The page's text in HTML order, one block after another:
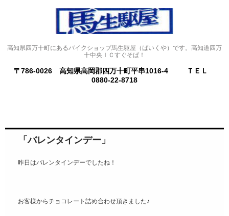
高知県四万十町にあるバイクショップ馬生駆屋（ばいくや）です。高知道四万
十中央ＩＣすぐそば！
〒786-0026 高知県高岡郡四万十町平串1016-4
ＴＥＬ
0880-22-8718
「バレンタインデー」
昨日はバレンタインデーでしたね！
お客様からチョコレート詰め合わせ頂きました♪